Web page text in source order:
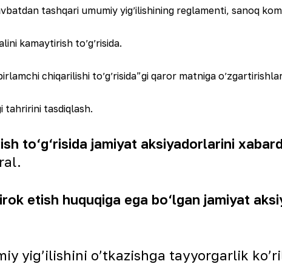
tashqari umumiy yigʼilishining reglamenti, sanoq
kamaytirish toʼgʼrisida.
chiqarilishi toʼgʼrisida”gi qaror matniga
tahririni tasdiqlash.
to‘g‘risida jamiyat aksiyadorlarini
etish huquqiga ega bo‘lgan jamiyat
yigʼilishini oʼtkazishga tayyorgarlik